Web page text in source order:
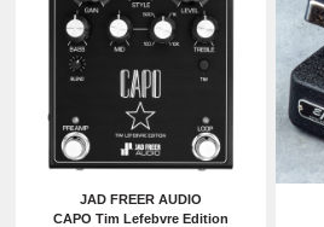
JAD FREER AUDIO
CAPO Tim Lefebvre Edition